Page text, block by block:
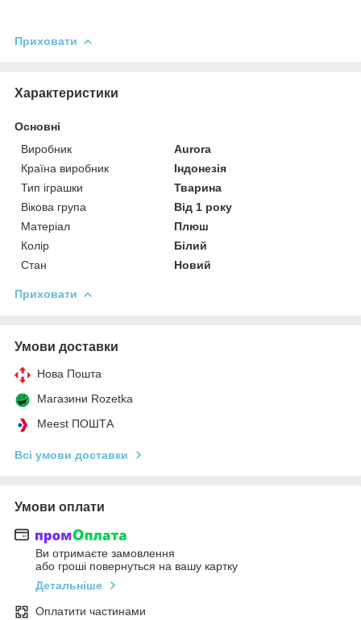
Приховати
Характеристики
Основні
Виробник
Aurora
Країна виробник
Індонезія
Тип іграшки
Тварина
Вікова група
Від 1 року
Матеріал
Плюш
Колір
Білий
Стан
Новий
Приховати
Умови доставки
Нова Пошта
Магазини Rozetka
Meest ПОШТА
Всі умови доставки
Умови оплати
Ви отримаєте замовлення
або гроші повернуться на вашу картку
Детальніше
Оплатити частинами